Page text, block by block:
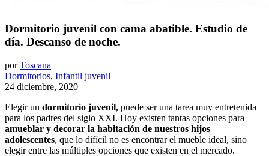
Dormitorio juvenil con cama abatible. Estudio de
día. Descanso de noche.
porToscana
Dormitorios, Infantil juvenil
24 diciembre, 2020
Elegir un dormitorio juvenil, puede ser una tarea muy entretenida
para los padres del siglo XXI. Hoy existen tantas opciones para
amueblar y decorar la habitación de nuestros hijos
adolescentes, que lo difícil no es encontrar el mueble ideal, sino
elegir entre las múltiples opciones que existen en el mercado.